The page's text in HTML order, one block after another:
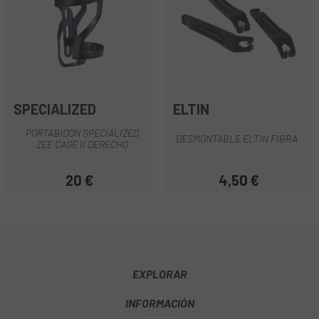
SPECIALIZED
PORTABIDON SPECIALIZED
ZEE CAGE II DERECHO
Precio
20 €
ELTIN
DESMONTABLE ELTIN FIBRA
Precio
4,50 €
EXPLORAR
INFORMACIÓN